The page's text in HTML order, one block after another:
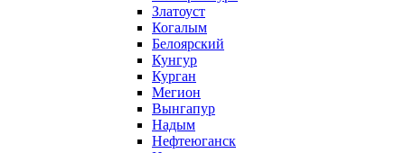
Златоуст
Когалым
Белоярский
Кунгур
Курган
Мегион
Вынгапур
Надым
Нефтеюганск